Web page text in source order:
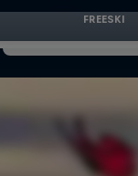
FREESKI